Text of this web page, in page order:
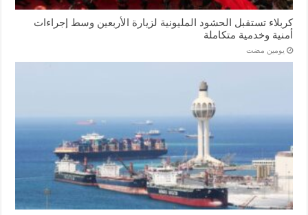
كربلاء تستقبل الحشود المليونية لزيارة الأربعين وسط إجراءات
أمنية وخدمية متكاملة
‏يومين مضت